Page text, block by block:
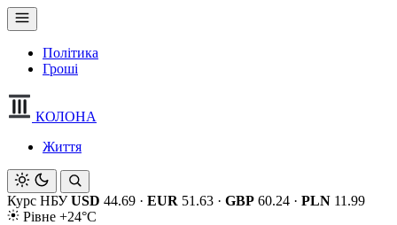
Політика
Гроші
КОЛОНА
Життя
Курс НБУ USD 44.69 · EUR 51.63 · GBP 60.24 · PLN 11.99
Рівне +24°C